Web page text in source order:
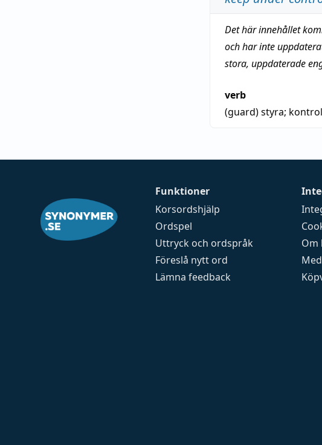
Det här innehållet
och har inte
stora, uppdaterade
verb
(guard)styra;
Funktioner
Korsordshjälp
Ordspel
Uttryck och ordspråk
Föreslå nytt ord
Lämna feedback
Om